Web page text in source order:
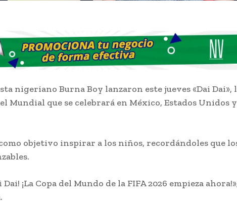
nigeriano Burna Boy lanzaron este jueves «Dai Dai»,
Mundial que se celebrará en México, Estados Unidos y
objetivo inspirar a los niños, recordándoles que
Dai! ¡La Copa del Mundo de la FIFA 2026 empieza